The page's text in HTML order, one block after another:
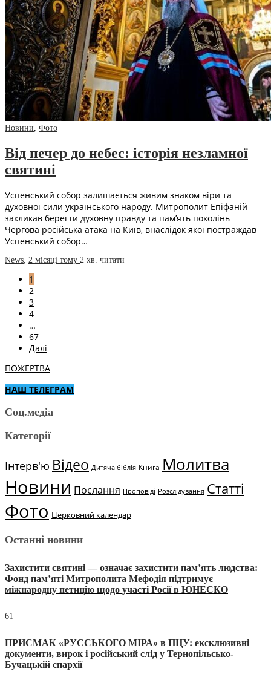
Новини Фото
Від печер до небес: історія незламної
святині
Успенський собор залишається живим знаком віри та
духовної сили українського народу. Митрополит Епіфаній
закликав берегти духовну правду та пам’ять поколінь
Чергова російська атака на Київ, внаслідок якої постраждав
Успенський собор…
News, 2 місяці тому 2 хв. читати
1
2
3
4
…
67
Далі
ПОЖЕРТВА
НАШ ТЕЛЕГРАМ
Соц.медіа
Категорії
Інтерв'ю Відео Дитяча біблія Книга Молитва
Новини Послання Проповіді Розслідування Статті
Фото Церковний календар
Останні новини
Захистити святині — означає захистити пам’ять людства:
Фонд пам’яті Митрополита Мефодія підтримує
міжнародну петицію щодо участі Росії в ЮНЕСКО
61
ПРИСМАК «РУССЬКОГО МІРА» в ПЦУ: ексклюзивні
документи, вирок і російський слід у Тернопільсько-
Бучацькій єпархії